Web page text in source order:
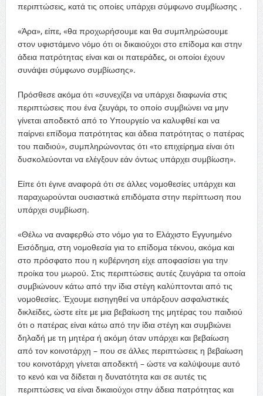
περιπτώσεις, κατά τις οποίες υπάρχει σύμφωνο συμβίωσης .
«Άρα», είπε, «θα προχωρήσουμε και θα συμπληρώσουμε
στον υφιστάμενο νόμο ότι οι δικαιούχοι στο επίδομα και στην
άδεια πατρότητας είναι και οι πατεράδες, οι οποίοι έχουν
συνάψει σύμφωνο συμβίωσης».
Πρόσθεσε ακόμα ότι «συνεχίζει να υπάρχει διαφωνία στις
περιπτώσεις που ένα ζευγάρι, το οποίο συμβιώνει να μην
γίνεται αποδεκτό από το Υπουργείο να καλυφθεί και να
παίρνει επίδομα πατρότητας και άδεια πατρότητας ο πατέρας
του παιδιού», συμπληρώνοντας ότι «το επιχείρημα είναι ότι
δυσκολεύονται να ελέγξουν εάν όντως υπάρχει συμβίωση».
Είπε ότι έγινε αναφορά ότι σε άλλες νομοθεσίες υπάρχει και
παραχωρούνται ουσιαστικά επιδόματα στην περίπτωση που
υπάρχει συμβίωση.
«Θέλω να αναφερθώ στο νόμο για το Ελάχιστο Εγγυημένο
Εισόδημα, στη νομοθεσία για το επίδομα τέκνου, ακόμα και
στο πρόσφατο που η κυβέρνηση είχε αποφασίσει για την
προίκα του μωρού. Στις περιπτώσεις αυτές ζευγάρια τα οποία
συμβιώνουν κάτω από την ίδια στέγη καλύπτονται από τις
νομοθεσίες. Έχουμε εισηγηθεί να υπάρξουν ασφαλιστικές
δικλείδες, ώστε είτε με μια βεβαίωση της μητέρας του παιδιού
ότι ο πατέρας είναι κάτω από την ίδια στέγη και συμβιώνει
δηλαδή με τη μητέρα ή ακόμη όταν υπάρχει και βεβαίωση
από τον κοινοτάρχη – που σε άλλες περιπτώσεις η βεβαίωση
του κοινοτάρχη γίνεται αποδεκτή – ώστε να καλύψουμε αυτό
το κενό και να δίδεται η δυνατότητα και σε αυτές τις
περιπτώσεις να είναι δικαιούχοι στην άδεια πατρότητας και